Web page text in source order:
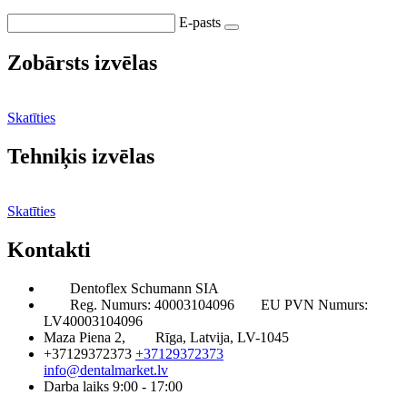
E-pasts
Zobārsts izvēlas
Skatīties
Tehniķis izvēlas
Skatīties
Kontakti
Dentoflex Schumann SIA
Reg. Numurs: 40003104096
EU PVN Numurs:
LV40003104096
Maza Piena 2,
Rīga, Latvija, LV-1045
+37129372373 +37129372373
info@dentalmarket.lv
Darba laiks 9:00 - 17:00